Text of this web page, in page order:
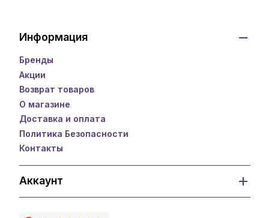
Информация
Бренды
Акции
Возврат товаров
О магазине
Доставка и оплата
Политика Безопасности
Контакты
Аккаунт